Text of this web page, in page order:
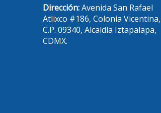
Dirección:Avenida San Rafael
Atlixco #186, Colonia Vicentina,
C.P. 09340, Alcaldía Iztapalapa,
CDMX.